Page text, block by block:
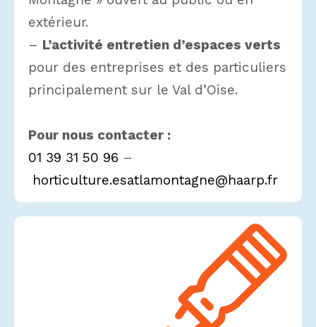
extérieur.
– L’activité entretien d’espaces verts
pour des entreprises et des particuliers
principalement sur le Val d’Oise.
Pour nous contacter :
01 39 31 50 96 –
horticulture.esatlamontagne@haarp.fr